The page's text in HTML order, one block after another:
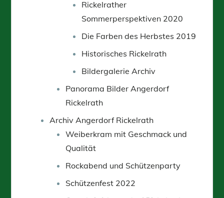
Rickelrather
Sommerperspektiven 2020
Die Farben des Herbstes 2019
Historisches Rickelrath
Bildergalerie Archiv
Panorama Bilder Angerdorf
Rickelrath
Archiv Angerdorf Rickelrath
Weiberkram mit Geschmack und
Qualität
Rockabend und Schützenparty
Schützenfest 2022